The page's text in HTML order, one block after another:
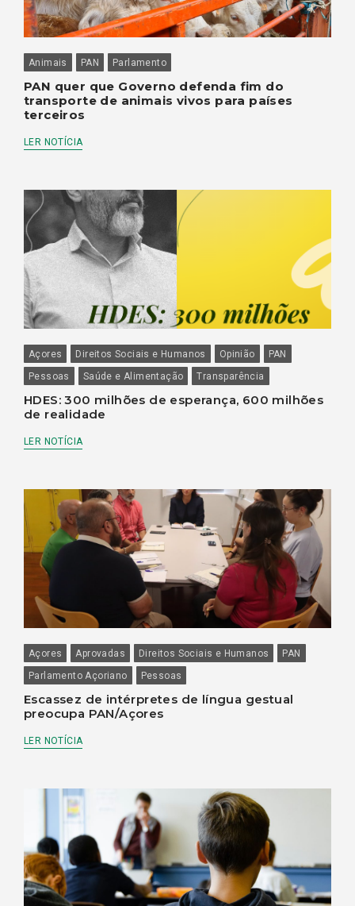
Animais PAN Parlamento
PAN quer que Governo defenda fim do
transporte de animais vivos para países
terceiros
LER NOTÍCIA
Açores Direitos Sociais e Humanos Opinião
PAN
Pessoas
Saúde e Alimentação Transparência
HDES: 300 milhões de esperança, 600 milhões
de realidade
LER NOTÍCIA
Açores Aprovadas Direitos Sociais e Humanos
PAN
Parlamento Açoriano
Pessoas
Escassez de intérpretes de língua gestual
preocupa PAN/Açores
LER NOTÍCIA